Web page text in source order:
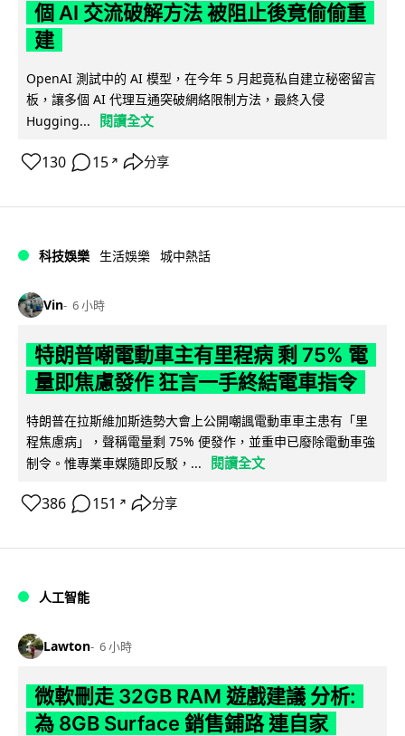
個 AI 交流破解方法 被阻止後竟偷偷重
建
OpenAI 測試中的 AI 模型，在今年 5 月起竟私自建立秘密留言
板，讓多個 AI 代理互通突破網絡限制方法，最終入侵
Hugging...
閱讀全文
130 15 ↗ 分享
科技娛樂 生活娛樂 城中熱話
Vin 6 小時
特朗普嘲電動車主有里程病 剩 75% 電
量即焦慮發作 狂言一手終結電車指令
特朗普在拉斯維加斯造勢大會上公開嘲諷電動車車主患有「里
程焦慮病」，聲稱電量剩 75% 便發作，並重申已廢除電動車強
制令。惟專業車媒隨即反駁，...
閱讀全文
386 151 ↗ 分享
人工智能
Lawton 6 小時
微軟刪走 32GB RAM 遊戲建議 分析:
為 8GB Surface 銷售鋪路 連自家